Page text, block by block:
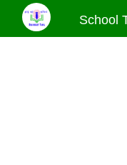
School